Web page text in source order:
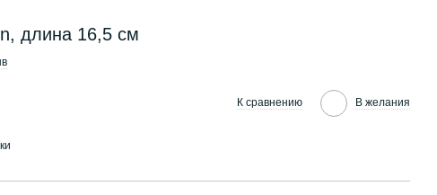
длина 16,5 см
К сравнению В желания